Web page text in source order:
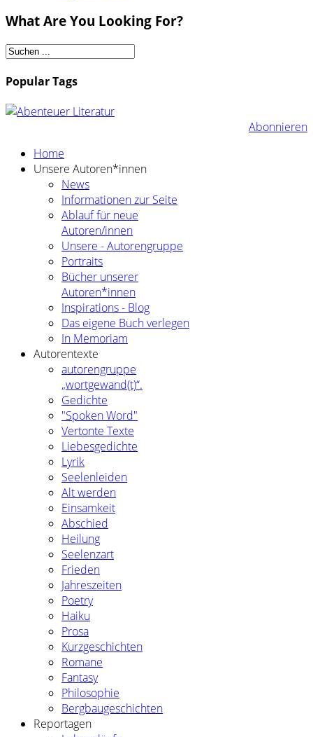
What Are You Looking For?
Popular Tags
Abonnieren
Home
Unsere Autoren*innen
News
Informationen zur Seite
Ablauf für neue
Autoren/innen
Unsere - Autorengruppe
Portraits
Bücher unserer
Autoren*innen
Inspirations - Blog
Das eigene Buch verlegen
In Memoriam
Autorentexte
autorengruppe
„wortgewand(t)“.
Gedichte
"Spoken Word"
Vertonte Texte
Liebesgedichte
Lyrik
Seelenleiden
Alt werden
Einsamkeit
Abschied
Heilung
Seelenzart
Frieden
Jahreszeiten
Poetry
Haiku
Prosa
Kurzgeschichten
Romane
Fantasy
Philosophie
Bergbaugeschichten
Reportagen